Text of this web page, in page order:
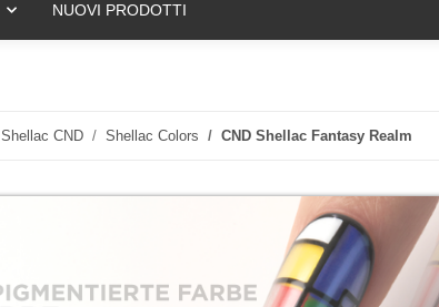
NUOVI PRODOTTI
Shellac CND Shellac Colors CND Shellac Fantasy Realm